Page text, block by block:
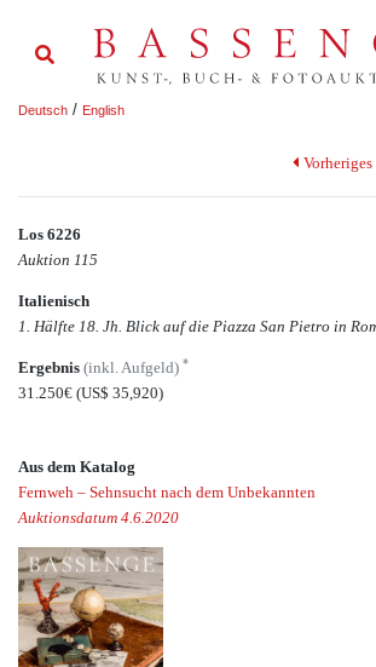
Deutsch / English
Vorheriges
Los 6226
Auktion 115
Italienisch
1. Hälfte 18. Jh. Blick auf die Piazza San Pietro in
Ergebnis (inkl. Aufgeld) *
31.250€ (US$ 35,920)
Aus dem Katalog
Fernweh – Sehnsucht nach dem Unbekannten
Auktionsdatum 4.6.2020